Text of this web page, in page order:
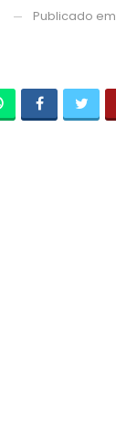
Publicado em